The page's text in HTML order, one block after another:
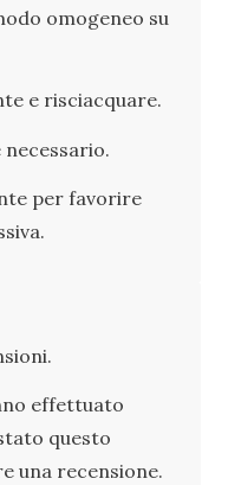
omogeneo su
e risciacquare.
necessario.
per favorire
effettuato
questo
una recensione.